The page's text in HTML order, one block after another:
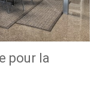
pour la